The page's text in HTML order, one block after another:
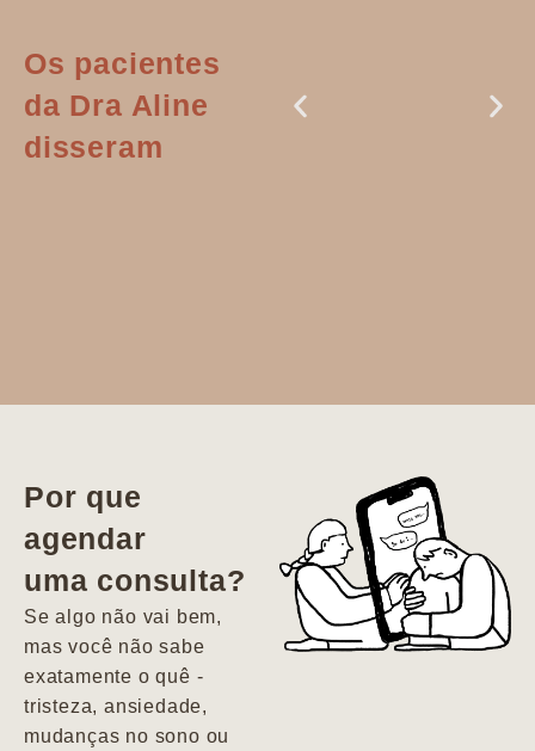
Os pacientes
da Dra Aline
disseram
vida. Ela me
encontrou num
estado misto de
depressão e
agitação com
pensamentos
Por que
agendar
uma consulta?
Se algo não vai bem,
mas você não sabe
exatamente o quê -
tristeza, ansiedade,
mudanças no sono ou